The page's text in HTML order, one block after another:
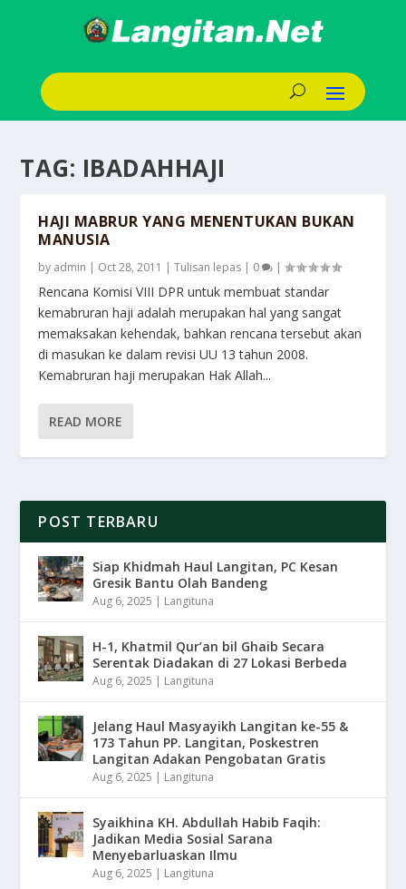
TAG: IBADAHHAJI
HAJI MABRUR YANG MENENTUKAN BUKAN
MANUSIA
by admin | Oct 28, 2011 |Tulisan lepas | 0 |
Rencana Komisi VIII DPR untuk membuat standar
kemabruran haji adalah merupakan hal yang sangat
memaksakan kehendak, bahkan rencana tersebut akan
di masukan ke dalam revisi UU 13 tahun 2008.
Kemabruran haji merupakan Hak Allah...
READ MORE
POST TERBARU
Siap Khidmah Haul Langitan, PC Kesan
Gresik Bantu Olah Bandeng
Aug 6, 2025 | Langituna
H-1, Khatmil Qur’an bil Ghaib Secara
Serentak Diadakan di 27 Lokasi Berbeda
Aug 6, 2025 | Langituna
Jelang Haul Masyayikh Langitan ke-55 &
173 Tahun PP. Langitan, Poskestren
Langitan Adakan Pengobatan Gratis
Aug 6, 2025 | Langituna
Syaikhina KH. Abdullah Habib Faqih:
Jadikan Media Sosial Sarana
Menyebarluaskan Ilmu
Aug 6, 2025 | Langituna